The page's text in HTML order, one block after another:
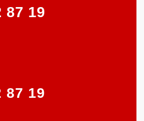
87 19
87 19